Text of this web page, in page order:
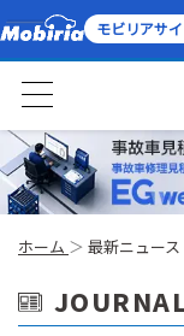
モビリアサ
ホーム 最新ニュース